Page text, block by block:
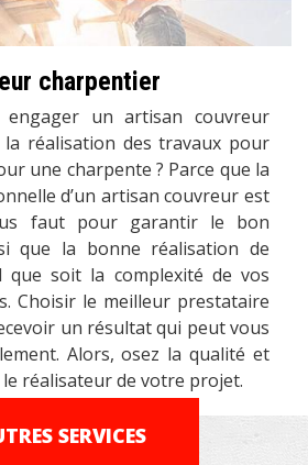
charpentier
un artisan couvreur
réalisation des travaux pour
une charpente ? Parce que la
d’un artisan couvreur est
faut pour garantir le bon
que la bonne réalisation de
soit la complexité de vos
Choisir le meilleur prestataire
un résultat qui peut vous
Alors, osez la qualité et
réalisateur de votre projet.
SERVICES